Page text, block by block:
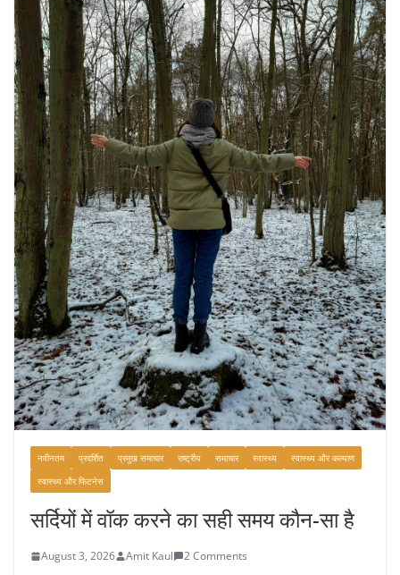
खाने के शौकीनों के लिए कश्मीर के 5 बेहतरीन
स्वादिष्ट व्यंजन
August 6, 2026 1 Comment
नवीनतम प्रदर्शित प्रमुख समाचार राष्ट्रीय समाचार स्वास्थ्य
स्वास्थ्य और कल्याण
स्वास्थ्य और फिटनेस
सर्दियों में वॉक करने का सही समय कौन-सा है
August 3, 2026 Amit Kaul 2 Comments